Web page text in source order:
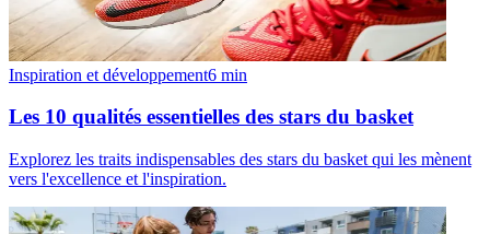
Inspiration et développement6 min
Les 10 qualités essentielles des stars du basket
Explorez les traits indispensables des stars du basket qui les mènent
vers l'excellence et l'inspiration.